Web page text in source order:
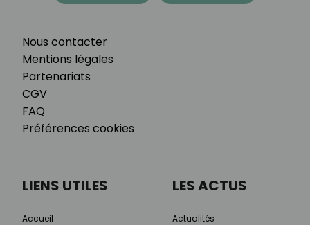
Nous contacter
Mentions légales
Partenariats
CGV
FAQ
Préférences cookies
LIENS UTILES
Accueil
LES ACTUS
Actualités